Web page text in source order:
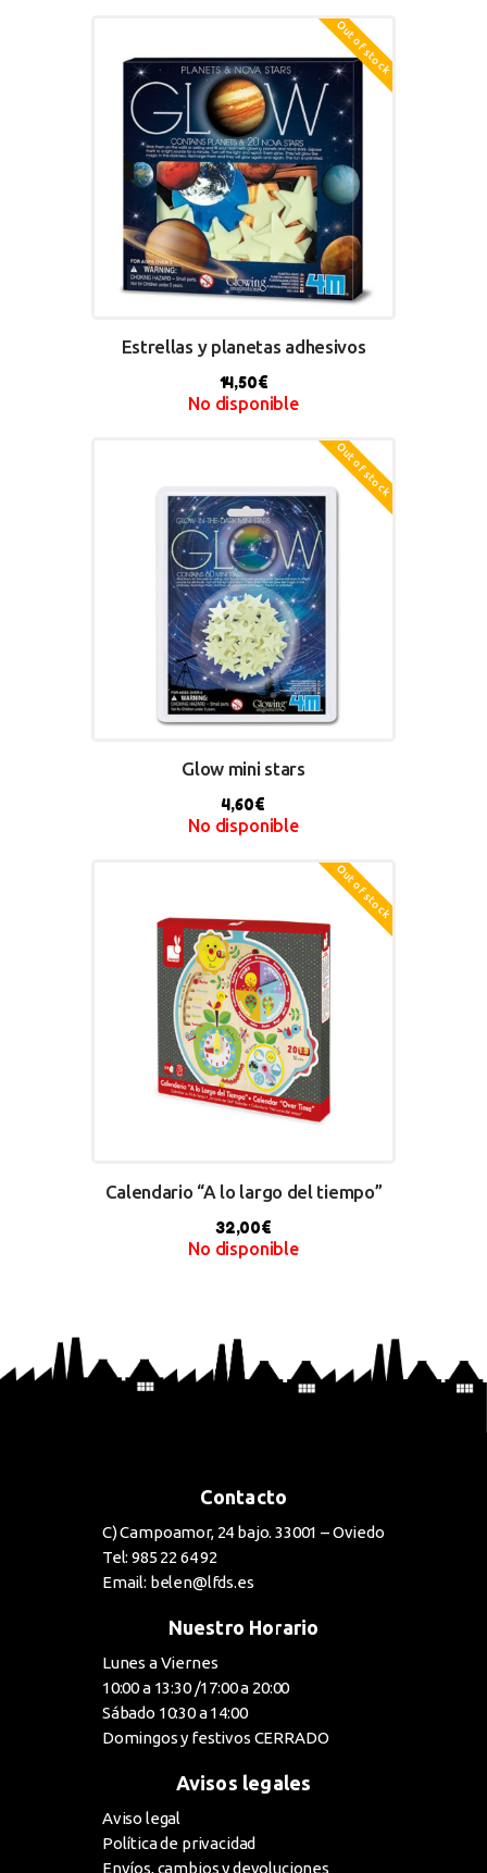
Out of stock
Estrellas y planetas adhesivos
14,50€
No disponible
Out of stock
Glow mini stars
4,60€
No disponible
Out of stock
Calendario “A lo largo del tiempo”
32,00€
No disponible
Contacto
C) Campoamor, 24 bajo. 33001 – Oviedo
Tel: 985 22 64 92
Email: belen@lfds.es
Nuestro Horario
Lunes a Viernes
10:00 a 13:30 /17:00 a 20:00
Sábado 10:30 a 14:00
Domingos y festivos CERRADO
Avisos legales
Aviso legal
Política de privacidad
Envíos, cambios y devoluciones